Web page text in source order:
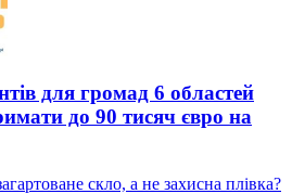
для громад 6 областей
до 90 тисяч євро на
скло, а не захисна плівка?